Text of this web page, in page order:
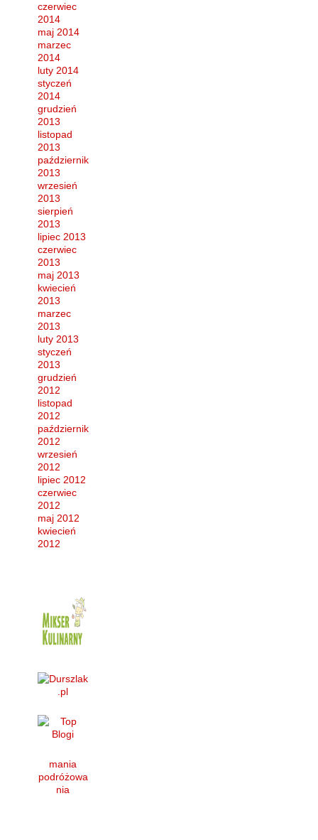
czerwiec
2014
maj 2014
marzec
2014
luty 2014
styczeń
2014
grudzień
2013
listopad
2013
październik
2013
wrzesień
2013
sierpień
2013
lipiec 2013
czerwiec
2013
maj 2013
kwiecień
2013
marzec
2013
luty 2013
styczeń
2013
grudzień
2012
listopad
2012
październik
2012
wrzesień
2012
lipiec 2012
czerwiec
2012
maj 2012
kwiecień
2012
mania
podróżowa
nia